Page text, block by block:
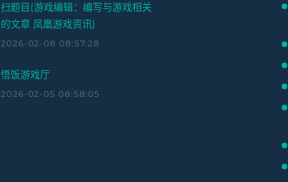
扫题目(游戏编辑：编写与游戏相关
的文章 凤凰游戏资讯)
2026-02-08 08:57:28
悟饭游戏厅
2026-02-05 08:58:05